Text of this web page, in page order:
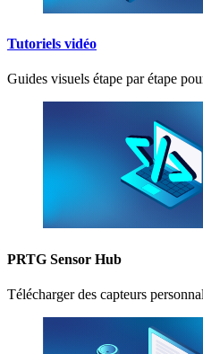
Tutoriels vidéo
Guides visuels étape par étape
PRTG Sensor Hub
Télécharger des capteurs